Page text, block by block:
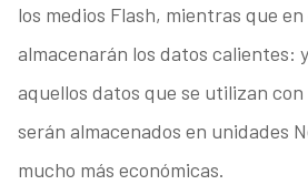
los medios Flash, mientras que en
almacenarán los datos calientes:
aquellos datos que se utilizan
serán almacenados en unidades
mucho más económicas.